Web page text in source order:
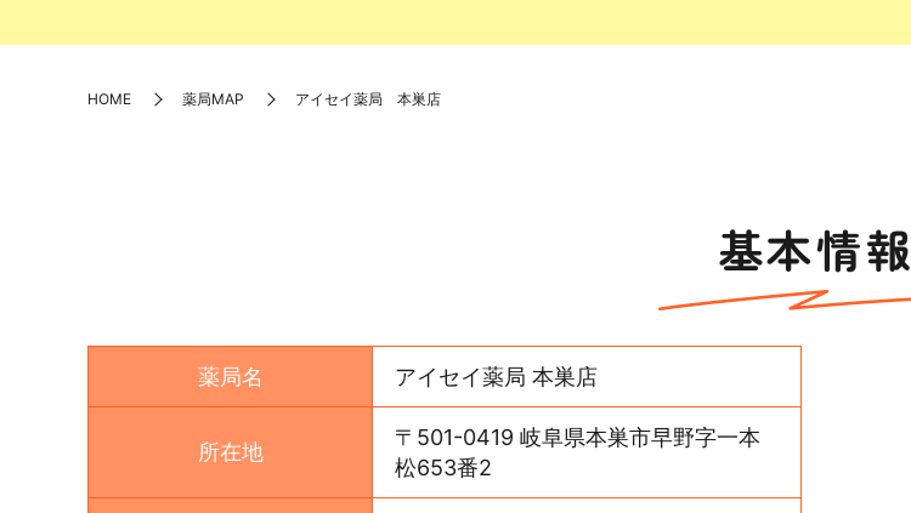
HOME 薬局MAP アイセイ薬局 本巣店
基本情報
薬局名 アイセイ薬局 本巣店
所在地
〒501-0419 岐阜県本巣市早野字一本
松653番2